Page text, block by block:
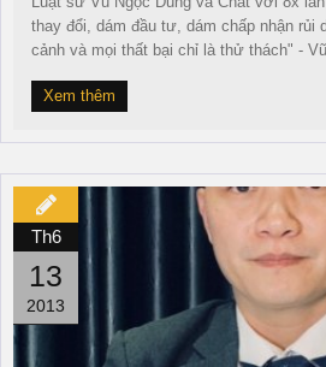
thay đổi, dám đầu tư, dám chấp nhận rủi
cảnh và mọi thất bại chỉ là thử thách" - Vũ
Xem thêm
Th6
13
2013